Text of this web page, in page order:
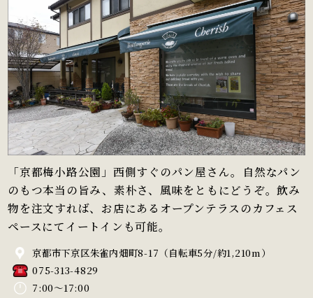
「京都梅小路公園」西側すぐのパン屋さん。自然なパン
のもつ本当の旨み、素朴さ、風味をともにどうぞ。飲み
物を注文すれば、お店にあるオープンテラスのカフェス
ペースにてイートインも可能。
京都市下京区朱雀内畑町8-17（自転車5分/約1,210m）
075-313-4829
7:00～17:00